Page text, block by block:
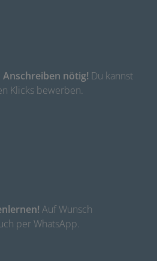
nötig! Du kannst
Klicks bewerben.
Auf Wunsch
per WhatsApp.